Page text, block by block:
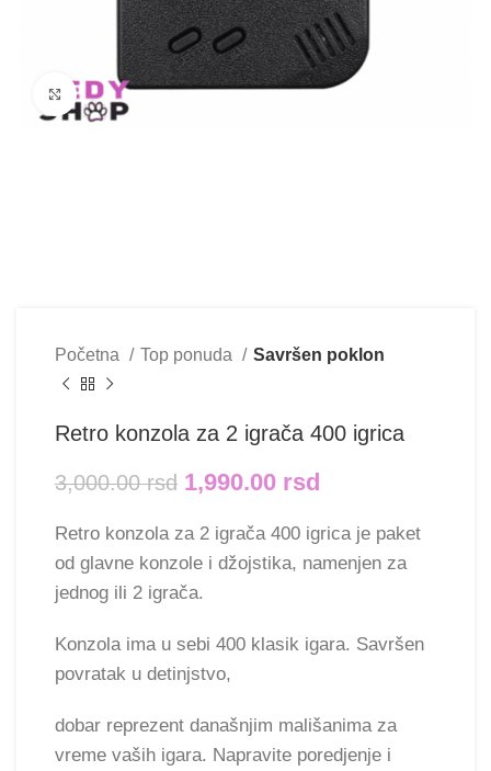
Klikni i uvećaj
Početna Top ponuda Savršen poklon
Retro konzola za 2 igrača 400 igrica
3,000.00rsd 1,990.00 rsd
Retro konzola za 2 igrača 400 igrica je paket
od glavne konzole i džojstika, namenjen za
jednog ili 2 igrača.
Konzola ima u sebi 400 klasik igara. Savršen
povratak u detinjstvo,
dobar reprezent današnjim mališanima za
vreme vaših igara. Napravite poredjenje i